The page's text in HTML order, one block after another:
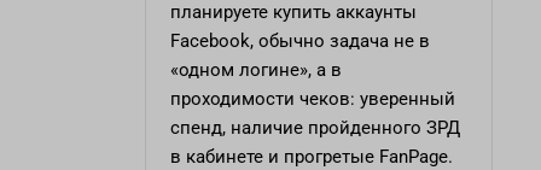
планируете купить аккаунты
Facebook, обычно задача не в
«одном логине», а в
проходимости чеков: уверенный
спенд, наличие пройденного ЗРД
в кабинете и прогретые FanPage.